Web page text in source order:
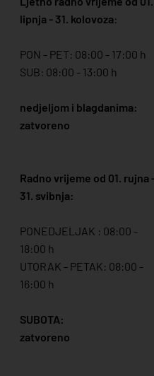
lipnja - 31. kolovoza:
PON - PET: 08:00 - 17:00 h
SUB: 08:00 - 13:00 h
nedjeljom i blagdanima:
zatvoreno
Radno vrijeme od 01. rujna
31. svibnja:
PONEDJELJAK : 08:00 -
18:00 h
UTORAK - PETAK: 08:00 -
16:00 h
SUBOTA:
zatvoreno